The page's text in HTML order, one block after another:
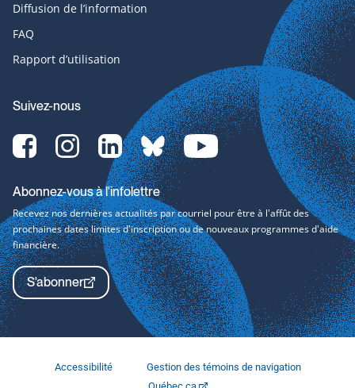
Diffusion de l’information
FAQ
Rapport d’utilisation
Suivez-nous
Facebook-
svg
Instagram-
svg
LinkedIn-
svg
bluesky-
svg
YouTube-
svg
Abonnez-vous à l'infolettre
Recevez nos dernières actualités par courriel pour être à l'affût des
prochaines dates limites d'inscription ou de nouveaux programmes d'aide
financière.
S'abonner
Accessibilité
Gestion des témoins de navigation